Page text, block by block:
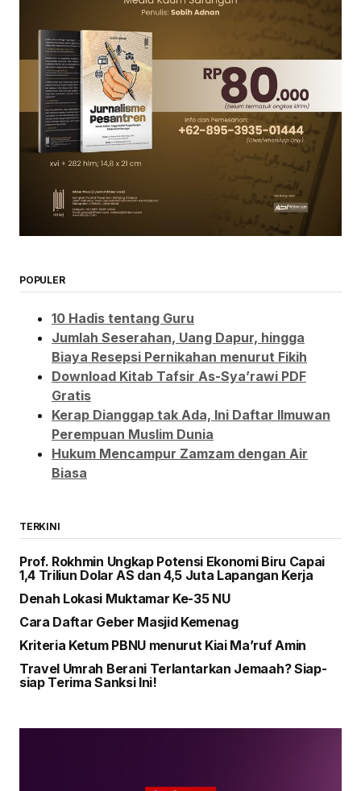
POPULER
10 Hadis tentang Guru
Jumlah Seserahan, Uang Dapur, hingga
Biaya Resepsi Pernikahan menurut Fikih
Download Kitab Tafsir As-Sya’rawi PDF
Gratis
Kerap Dianggap tak Ada, Ini Daftar Ilmuwan
Perempuan Muslim Dunia
Hukum Mencampur Zamzam dengan Air
Biasa
TERKINI
Prof. Rokhmin Ungkap Potensi Ekonomi Biru Capai
1,4 Triliun Dolar AS dan 4,5 Juta Lapangan Kerja
Denah Lokasi Muktamar Ke-35 NU
Cara Daftar Geber Masjid Kemenag
Kriteria Ketum PBNU menurut Kiai Ma’ruf Amin
Travel Umrah Berani Terlantarkan Jemaah? Siap-
siap Terima Sanksi Ini!